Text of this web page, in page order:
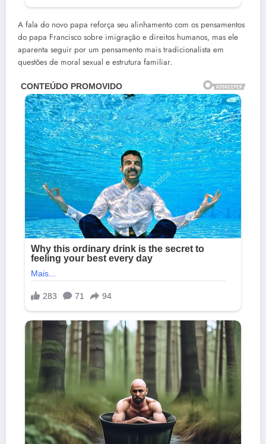
A fala do novo papa reforça seu alinhamento com os pensamentos
do papa Francisco sobre imigração e direitos humanos, mas ele
aparenta seguir por um pensamento mais tradicionalista em
questões de moral sexual e estrutura familiar.